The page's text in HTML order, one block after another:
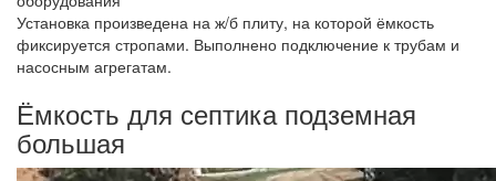
Установка произведена на ж/б плиту, на которой ёмкость
фиксируется стропами. Выполнено подключение к трубам и
насосным агрегатам.
Ёмкость для септика подземная
большая